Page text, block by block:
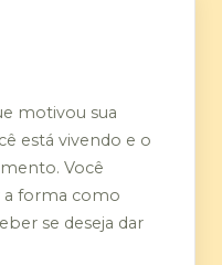
motivou sua
está vivendo e o
Você
forma como
se deseja dar